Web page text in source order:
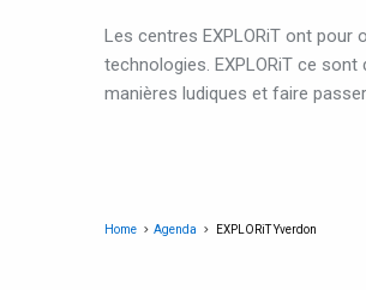
Les centres EXPLORiT ont pour
technologies. EXPLORiT ce
manières ludiques et faire
Home Agenda EXPLORiT Yverdon